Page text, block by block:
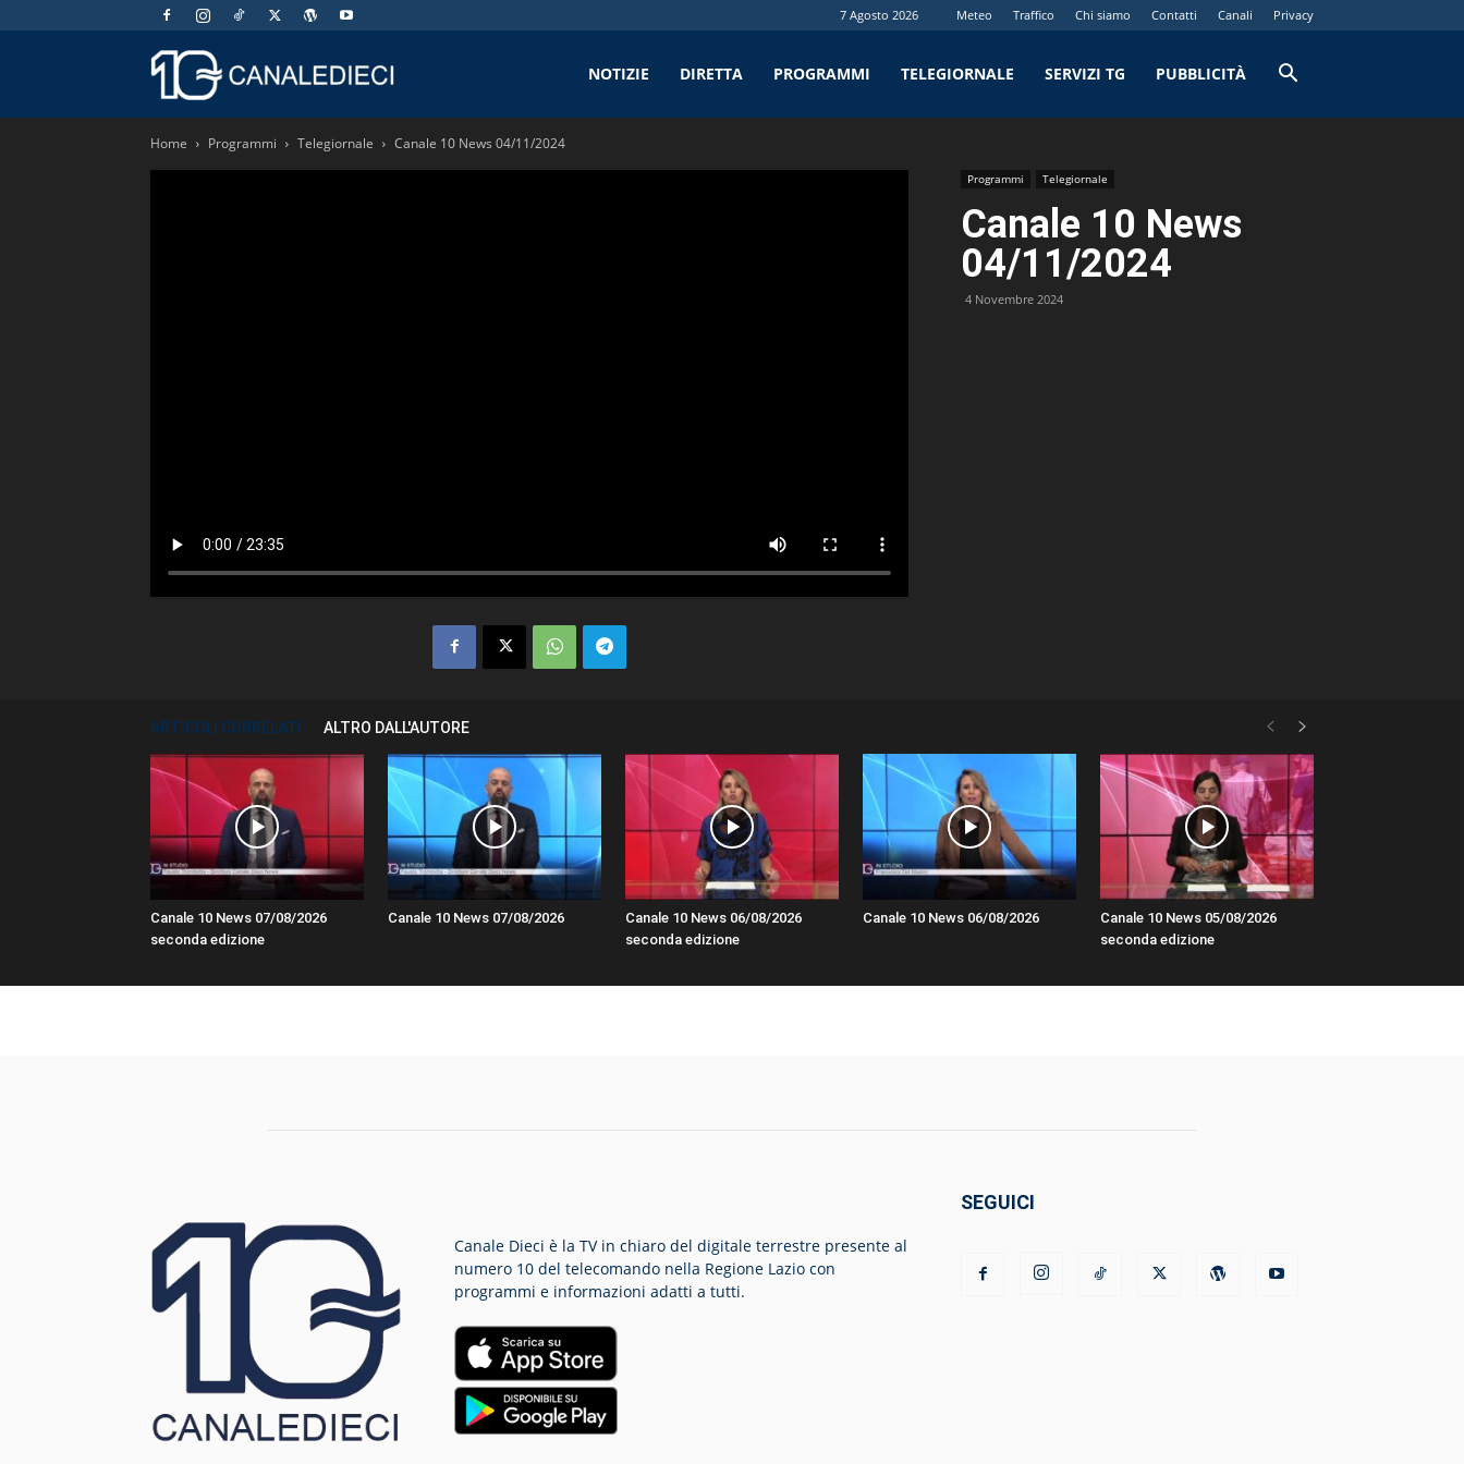
7 Agosto 2026 Meteo Traffico Chi siamo Contatti Canali Privacy
Canaledieci.tv NOTIZIE DIRETTA PROGRAMMI TELEGIORNALE SERVIZI TG PUBBLICITÀ
Home Programmi Telegiornale Canale 10 News 04/11/2024
Programmi Telegiornale
Canale 10 News
04/11/2024
4 Novembre 2024
ARTICOLI CORRELATI ALTRO DALL'AUTORE
Canale 10 News 07/08/2026
seconda edizione
Canale 10 News 07/08/2026
Canale 10 News 06/08/2026
seconda edizione
Canale 10 News 06/08/2026
Canale 10 News 05/08/2026
seconda edizione
Canale Dieci è la TV in chiaro del digitale terrestre presente al
numero 10 del telecomando nella Regione Lazio con
programmi e informazioni adatti a tutti.
SEGUICI